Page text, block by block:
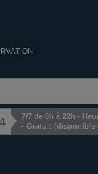
7/7 de 8h à 22h -
- Gratuit (disponible